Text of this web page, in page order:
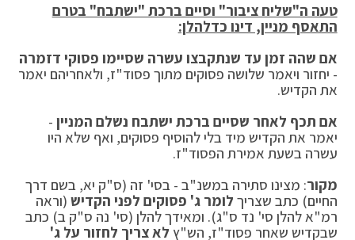
טעה ה"שליח ציבור" וסיים ברכת "ישתבח" בטרם
התאסף מניין, דינו כדלהלן:
אם שהה זמן עד שנתקבצו עשרה שסיימו פסוקי דזמרה
- יחזור ויאמר שלושה פסוקים מתוך פסוד"ז, ולאחריהם יאמר
את הקדיש.
אם תכף לאחר שסיים ברכת ישתבח נשלם המניין -
יאמר את הקדיש מיד בלי להוסיף פסוקים, ואף שלא היו
עשרה בשעת אמירת הפסוד"ז.
מקור: מצינו סתירה במשנ"ב - בסי' זה (ס"ק יא, בשם דרך
החיים) כתב שצריך לומר ג' פסוקים לפני הקדיש (וראה
רמ"א להלן סי' נד ס"ג). ומאידך להלן (סי' נה ס"ק ב) כתב
שבקדיש שאחר פסוד"ז, הש"ץ לא צריך לחזור על ג'